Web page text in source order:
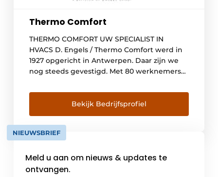
Thermo Comfort
THERMO COMFORT UW SPECIALIST IN
HVACS D. Engels / Thermo Comfort werd in
1927 opgericht in Antwerpen. Daar zijn we
nog steeds gevestigd. Met 80 werknemers
miljoen euro. Thermo Comfort is actief op
drie terreinen: elektrische verwarming
(sinds 1967), warmtepompen (sinds 1978,) en
airconditioning (sinds 2001). We […]
Bekijk Bedrijfsprofiel
NIEUWSBRIEF
Meld u aan om nieuws & updates te
ontvangen.